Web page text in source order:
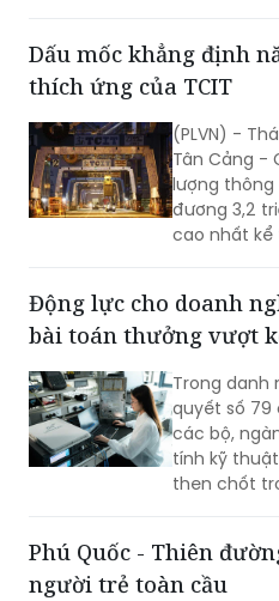
Dấu mốc khẳng định
thích ứng của TCIT
(PLVN) -
Tân Cảng -
lượng thông
đương 3,2
cao nhất kể
dấu bước
còn khẳng
của TCIT
tải biển và
còn nhiều
Động lực cho doanh
bài toán thưởng vượt
Trong danh
quyết số 79
các bộ,
tính kỹ
then chốt
tỷ lệ đối với
hoạch.
Phú Quốc - Thiên
người trẻ toàn cầu